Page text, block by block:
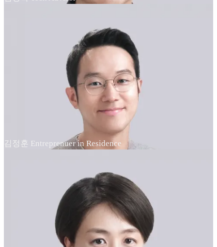
김정훈 Entreprenuer in Residence